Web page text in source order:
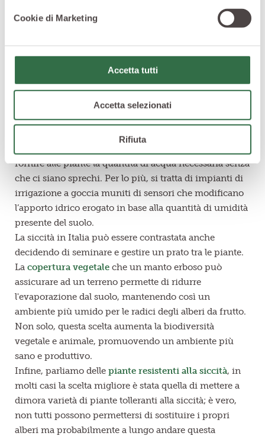
Cookie di Marketing
Accetta tutti
Accetta selezionati
Rifiuta
Laraccolta anticipata
è solo uno degli strumenti
agronomici e delle tecniche che gli agricoltori stanno
mettendo in pratica per cercare dicontrastare
l’emergenza climaticael'allarme siccità. Tra questi,
sono molti quelli che hanno cominciato ad utilizzare
sistemi di irrigazione di precisione, coperture vegetali
nell’interlinea, ma anche alberi da frutto resistenti alla
siccità.
L'irrigazione di precisioneha un impatto importante
fornire alle piante la quantità di acqua necessaria senza
che ci siano sprechi. Per lo più, si tratta di impianti di
irrigazione a goccia muniti di sensori che modificano
l’apporto idrico erogato in base alla quantità di umidità
presente del suolo.
La siccità in Italia può essere contrastata anche
decidendo di seminare e gestire un prato tra le piante.
La copertura vegetale che un manto erboso può
assicurare ad un terreno permette di ridurre
l'evaporazione dal suolo, mantenendo così un
ambiente più umido per le radici degli alberi da frutto.
Non solo, questa scelta aumenta la biodiversità
vegetale e animale, promuovendo un ambiente più
sano e produttivo.
Infine, parliamo delle piante resistenti alla siccità, in
molti casi la scelta migliore è stata quella di mettere a
dimora varietà di piante tolleranti alla siccità; è vero,
non tutti possono permettersi di sostituire i propri
alberi ma probabilmente a lungo andare questa